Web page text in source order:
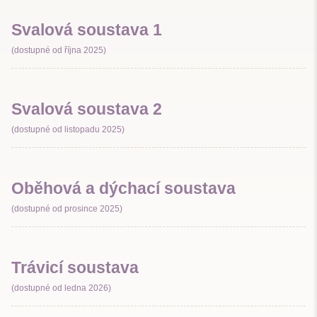
Svalová soustava 1
(dostupné od října 2025)
Svalová soustava 2
(dostupné od listopadu 2025)
Oběhová a dýchací soustava
(dostupné od prosince 2025)
Trávicí soustava
(dostupné od ledna 2026)